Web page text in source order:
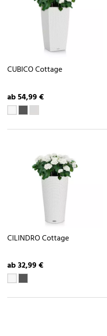
CUBICO Cottage
ab 54,99 €
CILINDRO Cottage
ab 32,99 €